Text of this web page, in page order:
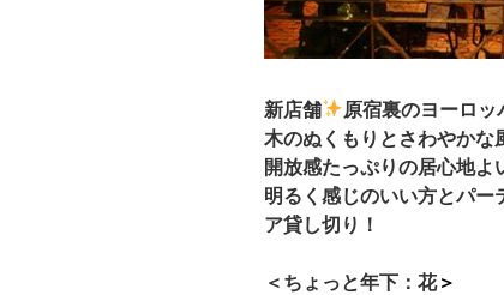
新店舗
原宿裏のヨーロ
木のぬくもりとさわやかな
開放感たっぷりの居心地よ
明るく感じのいい方とパ
ア貸し切り！
＜ちょっと年下：花＞